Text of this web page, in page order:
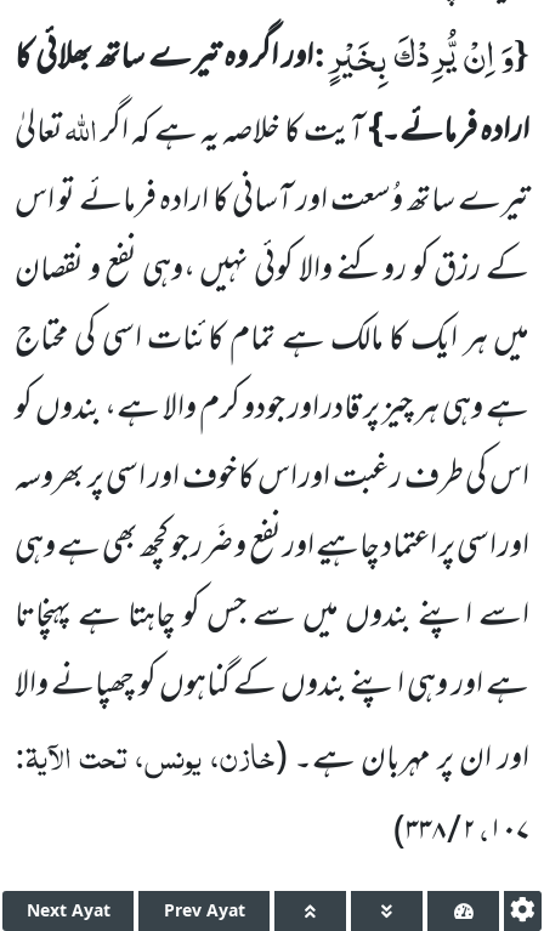
{وَ اِنْ یُّرِدْكَ بِخَیْرٍ:اور اگر وہ تیرے ساتھ بھلائی کا
ارادہ فرمائے۔}آیت کا خلاصہ یہ ہے کہ اگراللہتعالیٰ
تیرےساتھ وُسعت اور آسانی کا ارادہ فرمائے تو اس
کے رزق کو روکنے والا کوئی نہیں ،وہی نفع و نقصان
میں ہر ایک کا مالک ہے تمام کائنات اسی کی محتاج
ہے وہی ہر چیز پر قادر اور جودو کرم والا ہے، بندوں کو
اس کیطرف رغبت اور اس کا خوف اور اسی پربھروسہ
اور اسی پر اعتماد چاہیے اور نفع و ضَرر جو کچھ بھی ہے وہی
اسے اپنے بندوں میں سے جس کو چاہتا ہے پہنچاتا
ہے اور وہی اپنے بندوں کے گناہوں کو چھپانے والا
اور ان پر مہربان ہے۔(خازن، یونس، تحت الآیۃ:
۱۰۷،۲/۳۳۸)
Next Ayat Prev Ayat